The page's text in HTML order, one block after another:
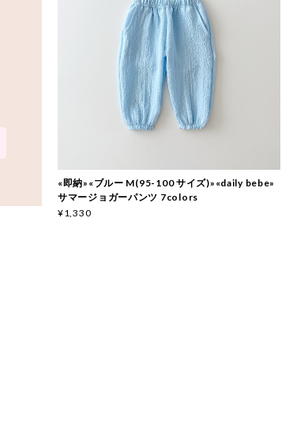
«即納»«ブルー M(95-100 サイズ)»«daily bebe»
サマージョガーパンツ 7colors
¥1,330